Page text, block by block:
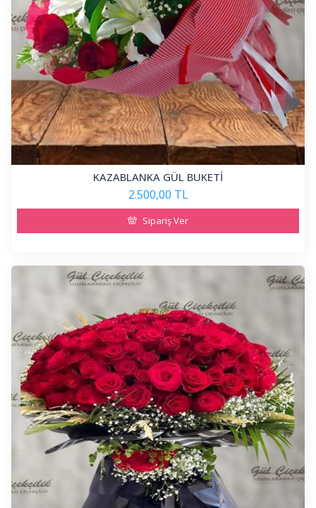
KAZABLANKA GÜL BUKETİ
2.500,00 TL
Sipariş Ver